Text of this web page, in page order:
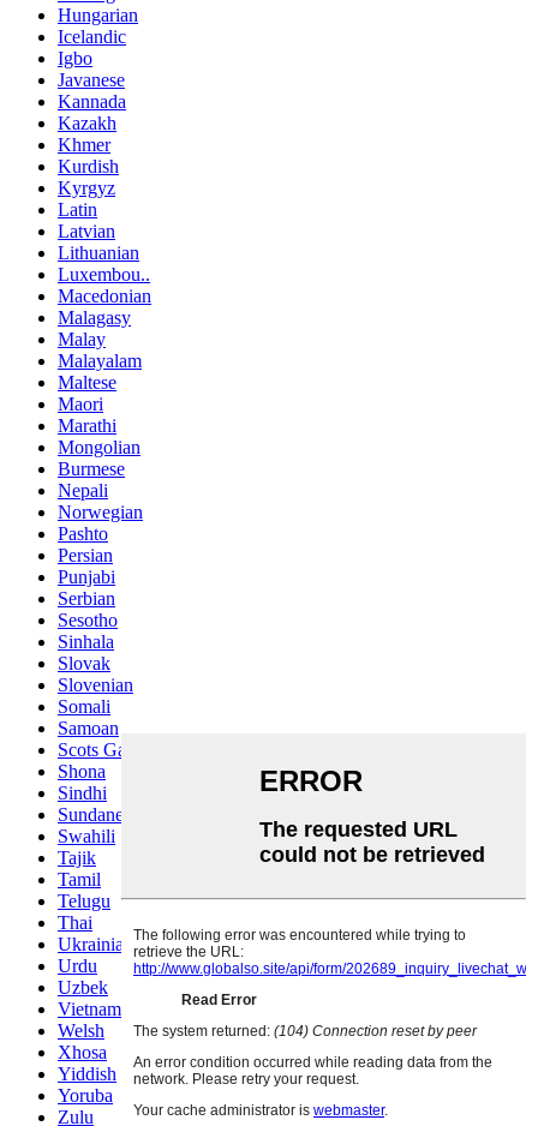
Hungarian
Icelandic
Igbo
Javanese
Kannada
Kazakh
Khmer
Kurdish
Kyrgyz
Latin
Latvian
Lithuanian
Luxembou..
Macedonian
Malagasy
Malay
Malayalam
Maltese
Maori
Marathi
Mongolian
Burmese
Nepali
Norwegian
Pashto
Persian
Punjabi
Serbian
Sesotho
Sinhala
Slovak
Slovenian
Somali
Samoan
Scots Gaelic
Shona
Sindhi
Sundanese
Swahili
Tajik
Tamil
Telugu
Thai
Ukrainian
Urdu
Uzbek
Vietnamese
Welsh
Xhosa
Yiddish
Yoruba
Zulu